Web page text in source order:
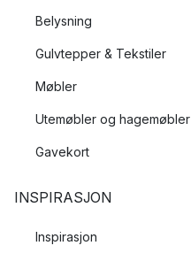
Belysning
Gulvtepper & Tekstiler
Møbler
Utemøbler og hagemøbler
Gavekort
INSPIRASJON
Inspirasjon